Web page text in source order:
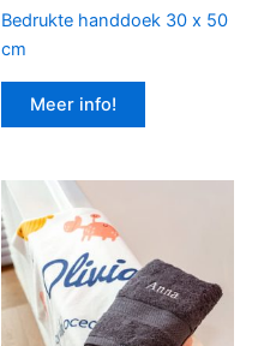
Bedrukte handdoek 30 x 50
cm
Meer info!